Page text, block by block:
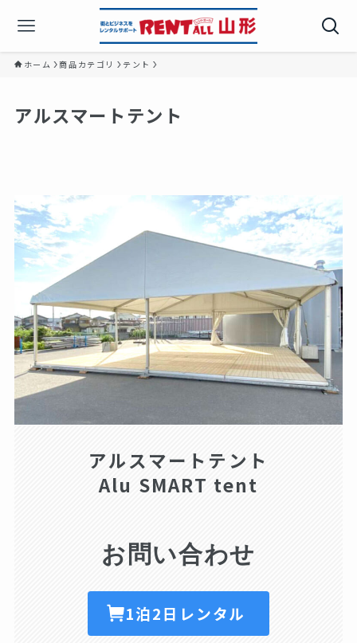
ホーム 商品カテゴリ テント
アルスマートテント
アルスマートテント
Alu SMART tent
お問い合わせ
1泊2日レンタル